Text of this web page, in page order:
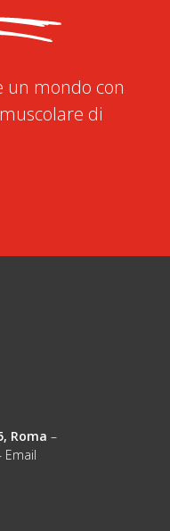
un mondo con
di
Roma –
Email